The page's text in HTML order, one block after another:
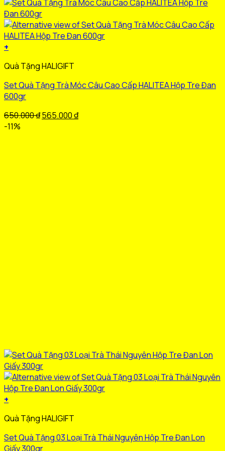
+
phẩm
này
có
nhiều
biến
thể.
Quà Tặng HALIGIFT
Set Quà Tặng Trà Móc Câu Cao Cấp HALITEA Hộp Tre Đan
600gr
650.000₫Giá
565.000₫Giá
-11%
+
phẩm
này
có
Quà Tặng HALIGIFT
Set Quà Tặng 03 Loại Trà Thái Nguyên Hộp Tre Đan Lon
Giấy 300gr